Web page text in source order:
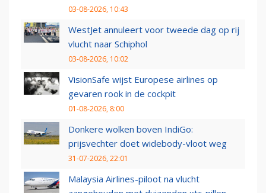
03-08-2026, 10:43
WestJet annuleert voor tweede dag op rij
vlucht naar Schiphol
03-08-2026, 10:02
VisionSafe wijst Europese airlines op
gevaren rook in de cockpit
01-08-2026, 8:00
Donkere wolken boven IndiGo:
prijsvechter doet widebody-vloot weg
31-07-2026, 22:01
Malaysia Airlines-piloot na vlucht